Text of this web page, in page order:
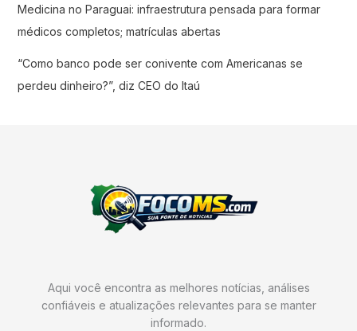
Medicina no Paraguai: infraestrutura pensada para formar
médicos completos; matrículas abertas
“Como banco pode ser conivente com Americanas se
perdeu dinheiro?”, diz CEO do Itaú
Aqui você encontra as melhores notícias, análises
confiáveis e atualizações relevantes para se manter
informado.